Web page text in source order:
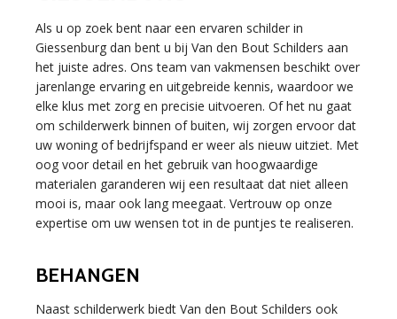
Als u op zoek bent naar een ervaren schilder in
Giessenburg dan bent u bij Van den Bout Schilders aan
het juiste adres. Ons team van vakmensen beschikt over
jarenlange ervaring en uitgebreide kennis, waardoor we
elke klus met zorg en precisie uitvoeren. Of het nu gaat
om schilderwerk binnen of buiten, wij zorgen ervoor dat
uw woning of bedrijfspand er weer als nieuw uitziet. Met
oog voor detail en het gebruik van hoogwaardige
materialen garanderen wij een resultaat dat niet alleen
mooi is, maar ook lang meegaat. Vertrouw op onze
expertise om uw wensen tot in de puntjes te realiseren.
BEHANGEN
Naast schilderwerk biedt Van den Bout Schilders ook